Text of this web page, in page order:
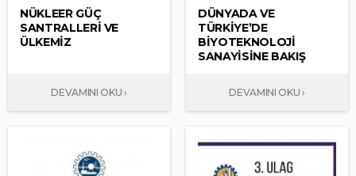
NÜKLEER GÜÇ
SANTRALLERİ VE
ÜLKEMİZ
DÜNYADA VE
TÜRKİYE’DE
BİYOTEKNOLOJİ
SANAYİSİNE BAKIŞ